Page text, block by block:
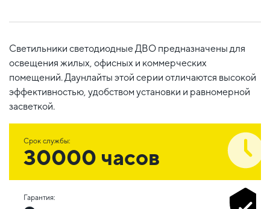
Светильники светодиодные ДВО предназначены для
освещения жилых, офисных и коммерческих
помещений. Даунлайты этой серии отличаются высокой
эффективностью, удобством установки и равномерной
засветкой.
Срок службы:
30000 часов
Гарантия: